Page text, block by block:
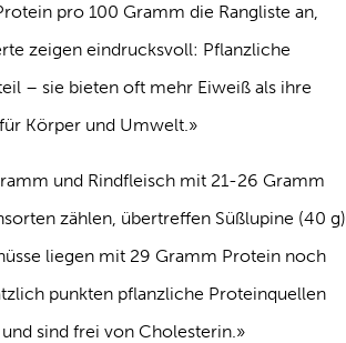
pro 100 Gramm die Rangliste an,
zeigen eindrucksvoll: Pflanzliche
– sie bieten oft mehr Eiweiß als ihre
Körper und Umwelt.»
und Rindfleisch mit 21-26 Gramm
zählen, übertreffen Süßlupine (40 g)
liegen mit 29 Gramm Protein noch
punkten pflanzliche Proteinquellen
sind frei von Cholesterin.»